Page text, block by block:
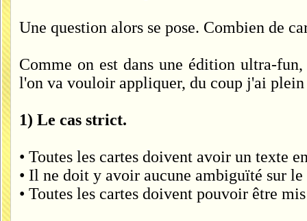
Une question alors se pose. Combien de
Comme on est dans une édition ultra-
l'on va vouloir appliquer, du coup j'ai plein
1) Le cas strict.
• Toutes les cartes doivent avoir un texte
• Il ne doit y avoir aucune ambiguïté sur
• Toutes les cartes doivent pouvoir être